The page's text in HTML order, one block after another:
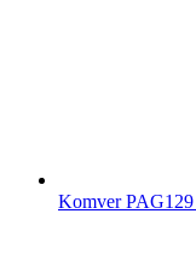
Komver